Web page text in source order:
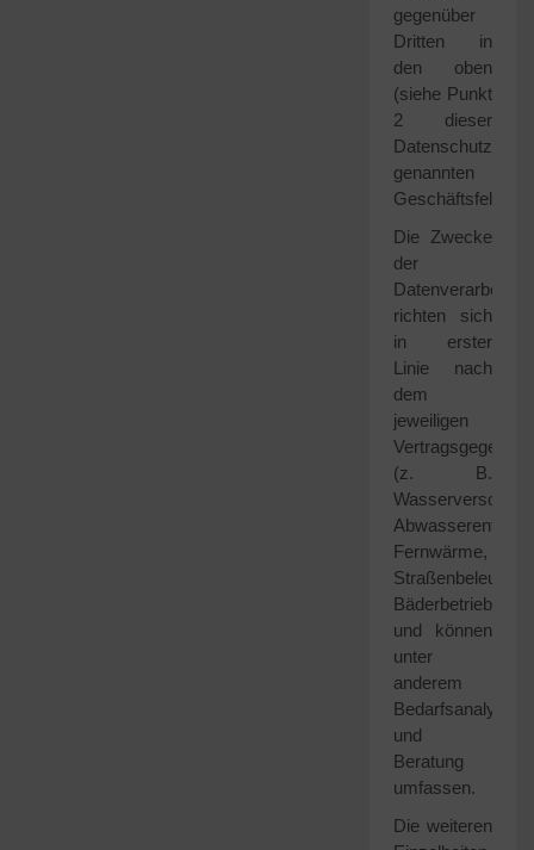
gegenüber
Dritten in
den oben
(siehe Punkt
2 dieser
genannten
Die Zwecke
der
richten sich
in erster
Linie nach
dem
jeweiligen
(z. B.
Fernwärme,
Bäderbetrieb)
und können
unter
anderem
Bedarfsanalysen
und
Beratung
umfassen.
Die weiteren